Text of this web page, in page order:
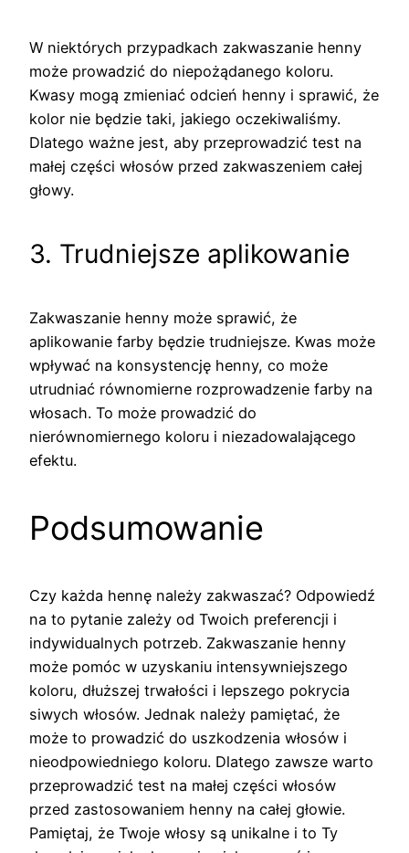
W niektórych przypadkach zakwaszanie henny
może prowadzić do niepożądanego koloru.
Kwasy mogą zmieniać odcień henny i sprawić, że
kolor nie będzie taki, jakiego oczekiwaliśmy.
Dlatego ważne jest, aby przeprowadzić test na
małej części włosów przed zakwaszeniem całej
głowy.
3. Trudniejsze aplikowanie
Zakwaszanie henny może sprawić, że
aplikowanie farby będzie trudniejsze. Kwas może
wpływać na konsystencję henny, co może
utrudniać równomierne rozprowadzenie farby na
włosach. To może prowadzić do
nierównomiernego koloru i niezadowalającego
efektu.
Podsumowanie
Czy każda hennę należy zakwaszać? Odpowiedź
na to pytanie zależy od Twoich preferencji i
indywidualnych potrzeb. Zakwaszanie henny
może pomóc w uzyskaniu intensywniejszego
koloru, dłuższej trwałości i lepszego pokrycia
siwych włosów. Jednak należy pamiętać, że
może to prowadzić do uszkodzenia włosów i
nieodpowiedniego koloru. Dlatego zawsze warto
przeprowadzić test na małej części włosów
przed zastosowaniem henny na całej głowie.
Pamiętaj, że Twoje włosy są unikalne i to Ty